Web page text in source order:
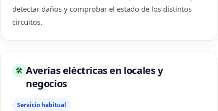
detectar daños y comprobar el estado de los distintos
circuitos.
🛠 Averías eléctricas en locales y
negocios
Servicio habitual